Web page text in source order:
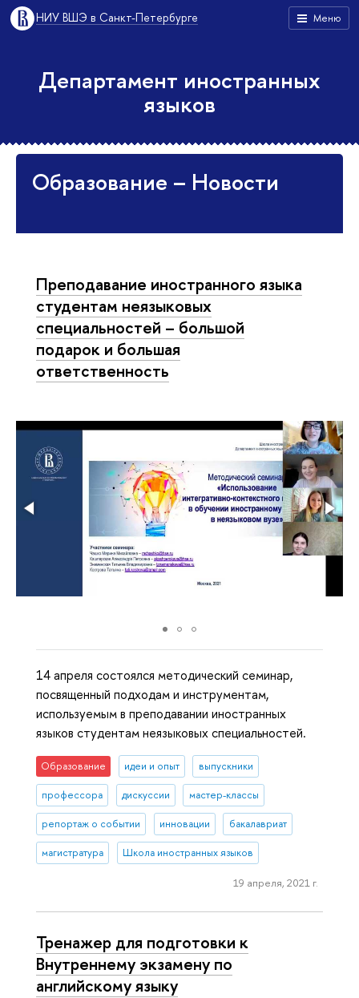
Меню
НИУ ВШЭ в Санкт-Петербурге
Департамент иностранных
языков
Образование – Новости
Преподавание иностранного языка
студентам неязыковых
специальностей – большой
подарок и большая
ответственность
14 апреля состоялся методический семинар,
посвященный подходам и инструментам,
используемым в преподавании иностранных
языков студентам неязыковых специальностей.
Образование идеи и опыт выпускники
профессора дискуссии мастер-классы
репортаж о событии инновации бакалавриат
магистратура Школа иностранных языков
19 апреля, 2021 г.
Тренажер для подготовки к
Внутреннему экзамену по
английскому языку